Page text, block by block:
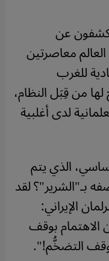
عن
معاصرتين
للغرب
لها من قِبَل النظام،
لدى أغلبية
الذي يتم
بـ"الشرير"؟ لقد
الإيراني:
بوقف
ووقف التضخُّم!".